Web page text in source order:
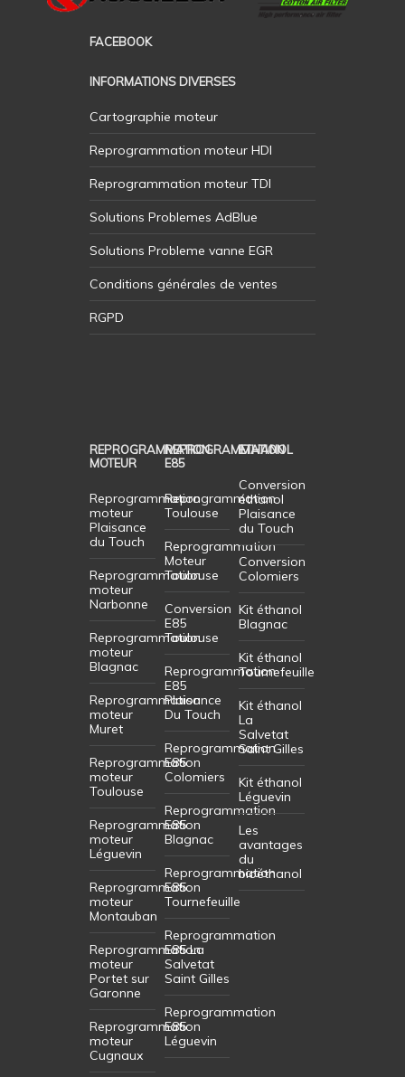
FACEBOOK
INFORMATIONS DIVERSES
Cartographie moteur
Reprogrammation moteur HDI
Reprogrammation moteur TDI
Solutions Problemes AdBlue
Solutions Probleme vanne EGR
Conditions générales de ventes
REPROGRAMMATION
MOTEUR
Reprogrammation
moteur
Plaisance
du Touch
Reprogrammation
moteur
Narbonne
Reprogrammation
moteur
Blagnac
Reprogrammation
moteur
Muret
Reprogrammation
moteur
Toulouse
Reprogrammation
moteur
Léguevin
Reprogrammation
moteur
Montauban
Reprogrammation
moteur
Portet sur
Garonne
Reprogrammation
REPROGRAMMATION
E85
Reprogrammation
Toulouse
Reprogrammation
Moteur
Toulouse
Conversion
E85
Toulouse
Reprogrammation
E85
Plaisance
Du Touch
Reprogrammation
E85
Colomiers
Reprogrammation
E85
Blagnac
Reprogrammation
E85
Tournefeuille
Reprogrammation
E85 La
Salvetat
Saint Gilles
Reprogrammation
ETHANOL
Conversion
éthanol
Plaisance
du Touch
Conversion
Colomiers
Kit éthanol
Blagnac
Kit éthanol
Tournefeuille
Kit éthanol
La
Salvetat
Saint Gilles
Kit éthanol
Léguevin
Les
avantages
du